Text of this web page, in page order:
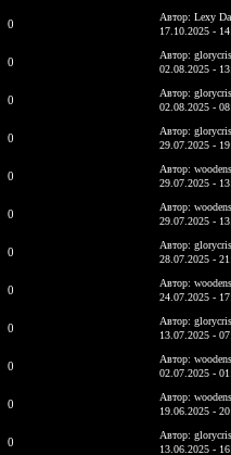
0
Автор: Lexy
17.10.2025 -
0
Автор:
02.08.2025 -
0
Автор:
02.08.2025 -
0
Автор:
29.07.2025 -
0
Автор:
29.07.2025 -
0
Автор:
29.07.2025 -
0
Автор:
28.07.2025 -
0
Автор:
24.07.2025 -
0
Автор:
13.07.2025 -
0
Автор:
02.07.2025 -
0
Автор:
19.06.2025 -
0
Автор:
13.06.2025 -